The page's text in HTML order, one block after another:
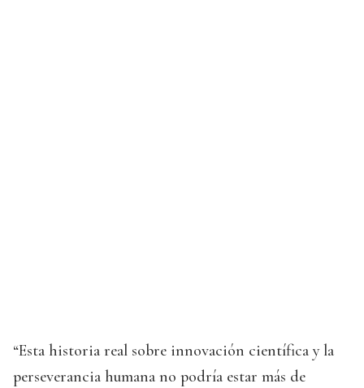
“Esta historia real sobre innovación científica y la
perseverancia humana no podría estar más de